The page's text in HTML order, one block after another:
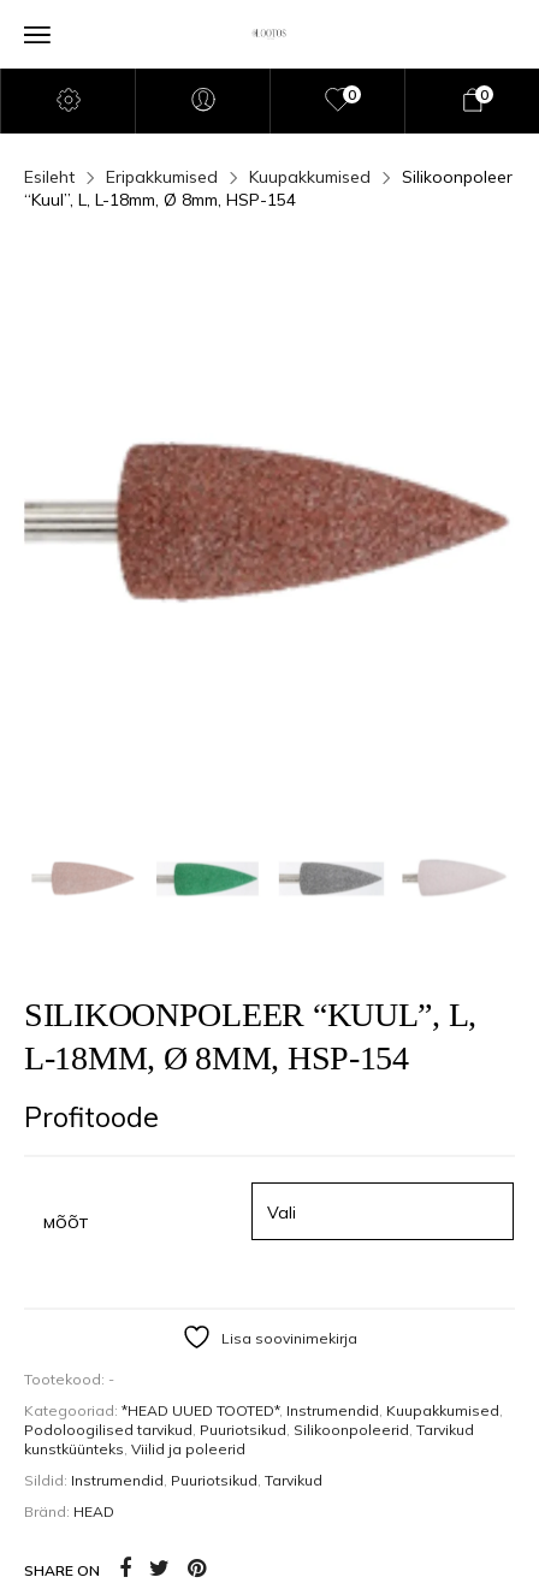
0 0
Esileht Eripakkumised Kuupakkumised
Silikoonpoleer
“Kuul”, L, L-18mm, Ø 8mm, HSP-154
SILIKOONPOLEER “KUUL”, L,
L-18MM, Ø 8MM, HSP-154
Profitoode
MÕÕT
Lisa soovinimekirja
Tootekood: -
Kategooriad: *HEAD UUED TOOTED*, Instrumendid, Kuupakkumised,
Podoloogilised tarvikud, Puuriotsikud, Silikoonpoleerid, Tarvikud
kunstküünteks, Viilid ja poleerid
Sildid: Instrumendid, Puuriotsikud, Tarvikud
Bränd: HEAD
SHARE ON